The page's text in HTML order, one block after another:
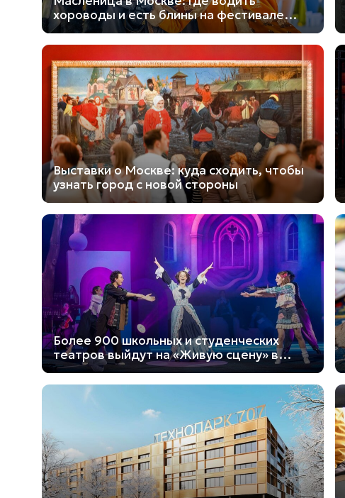
хороводы и есть блины на фестивале
«Усадьбы Москвы»
Выставки о Москве: куда сходить, чтобы
узнать город с новой стороны
Более 900 школьных и студенческих
театров выйдут на «Живую сцену» в
Москве